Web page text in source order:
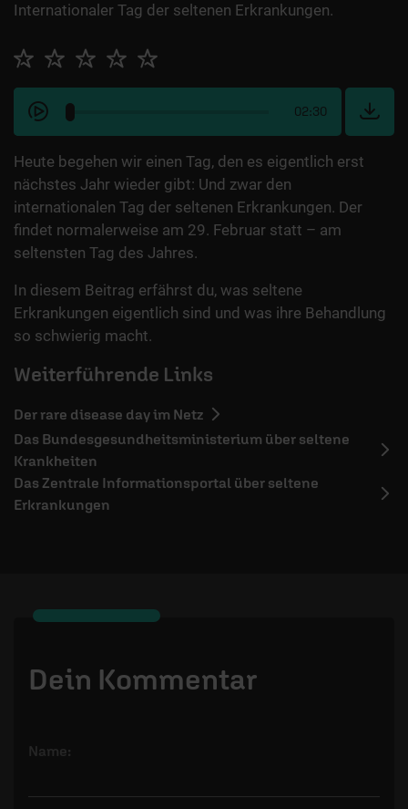
Internationaler Tag der seltenen Erkrankungen.
02:30
Heute begehen wir einen Tag, den es eigentlich erst
nächstes Jahr wieder gibt: Und zwar den
internationalen Tag der seltenen Erkrankungen. Der
findet normalerweise am 29. Februar statt – am
seltensten Tag des Jahres.
In diesem Beitrag erfährst du, was seltene
Erkrankungen eigentlich sind und was ihre Behandlung
so schwierig macht.
Weiterführende Links
Der rare disease day im Netz
Das Bundesgesundheitsministerium über seltene
Krankheiten
Das Zentrale Informationsportal über seltene
Erkrankungen
Dein Kommentar
Name: